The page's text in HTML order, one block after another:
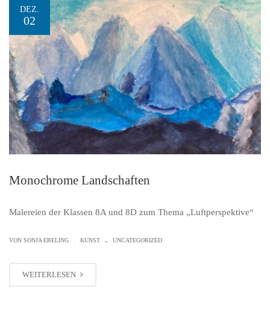
DEZ.
02
Monochrome Landschaften
Malereien der Klassen 8A und 8D zum Thema „Luftperspektive“
VON SONJA EBELING KUNST . UNCATEGORIZED
WEITERLESEN